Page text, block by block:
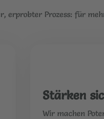
erprobter Prozess: für
Stärken
Wir machen